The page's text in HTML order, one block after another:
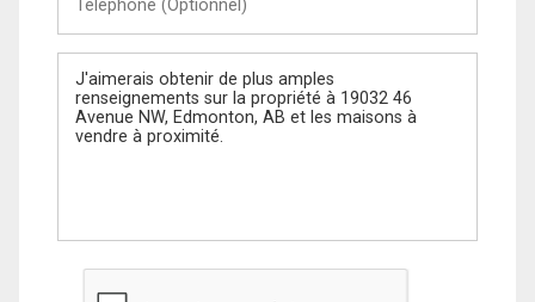
(Optionnel)
Message